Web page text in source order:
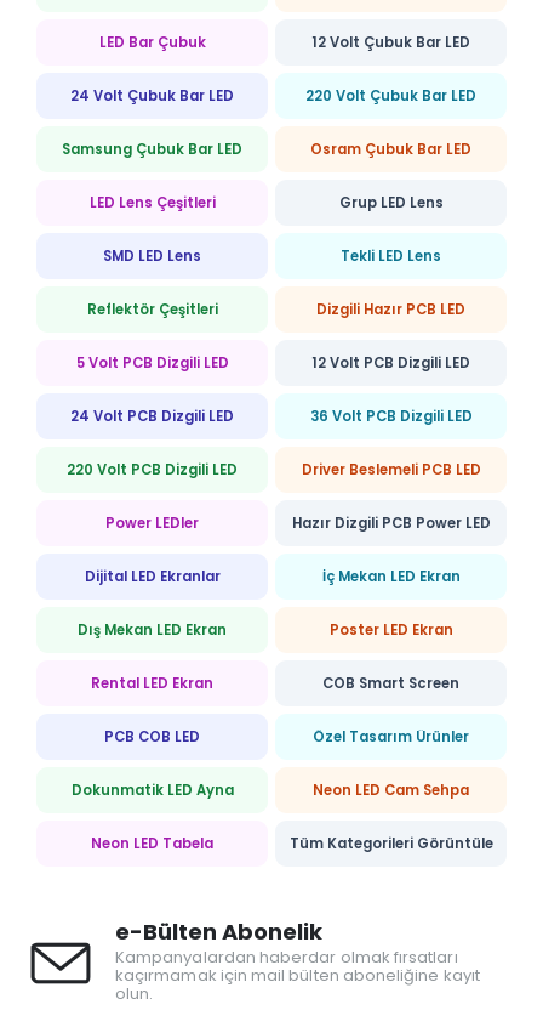
LED Bar Çubuk 12 Volt Çubuk Bar LED
24 Volt Çubuk Bar LED 220 Volt Çubuk Bar LED
Samsung Çubuk Bar LED Osram Çubuk Bar LED
LED Lens Çeşitleri Grup LED Lens
SMD LED Lens Tekli LED Lens
Reflektör Çeşitleri Dizgili Hazır PCB LED
5 Volt PCB Dizgili LED 12 Volt PCB Dizgili LED
24 Volt PCB Dizgili LED 36 Volt PCB Dizgili LED
220 Volt PCB Dizgili LED Driver Beslemeli PCB LED
Power LEDler Hazır Dizgili PCB Power LED
Dijital LED Ekranlar İç Mekan LED Ekran
Dış Mekan LED Ekran Poster LED Ekran
Rental LED Ekran COB Smart Screen
PCB COB LED Özel Tasarım Ürünler
Dokunmatik LED Ayna Neon LED Cam Sehpa
Neon LED Tabela Tüm Kategorileri Görüntüle
e-Bülten Abonelik
Kampanyalardan haberdar olmak fırsatları
kaçırmamak için mail bülten aboneliğine kayıt
olun.